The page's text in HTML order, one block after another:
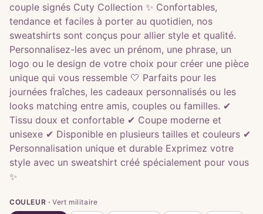
couple signés Cuty Collection ✨ Confortables,
tendance et faciles à porter au quotidien, nos
sweatshirts sont conçus pour allier style et qualité.
Personnalisez-les avec un prénom, une phrase, un
logo ou le design de votre choix pour créer une pièce
unique qui vous ressemble 🤍 Parfaits pour les
journées fraîches, les cadeaux personnalisés ou les
looks matching entre amis, couples ou familles. ✔
Tissu doux et confortable ✔ Coupe moderne et
unisexe ✔ Disponible en plusieurs tailles et couleurs ✔
Personnalisation unique et durable Exprimez votre
style avec un sweatshirt créé spécialement pour vous
✨
COULEUR · Vert militaire